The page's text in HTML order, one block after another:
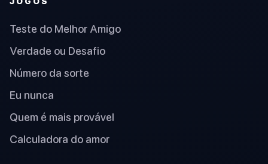
Teste do Melhor Amigo
Verdade ou Desafio
Número da sorte
Eu nunca
Quem é mais provável
Calculadora do amor